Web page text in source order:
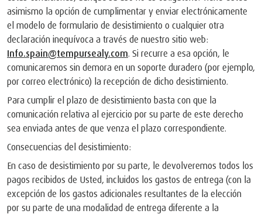
asimismo la opción de cumplimentar y enviar electrónicamente
el modelo de formulario de desistimiento o cualquier otra
declaración inequívoca a través de nuestro sitio web:
Info.spain@tempursealy.com. Si recurre a esa opción, le
comunicaremos sin demora en un soporte duradero (por ejemplo,
por correo electrónico) la recepción de dicho desistimiento.
Para cumplir el plazo de desistimiento basta con que la
comunicación relativa al ejercicio por su parte de este derecho
sea enviada antes de que venza el plazo correspondiente.
Consecuencias del desistimiento:
En caso de desistimiento por su parte, le devolveremos todos los
pagos recibidos de Usted, incluidos los gastos de entrega (con la
excepción de los gastos adicionales resultantes de la elección
por su parte de una modalidad de entrega diferente a la